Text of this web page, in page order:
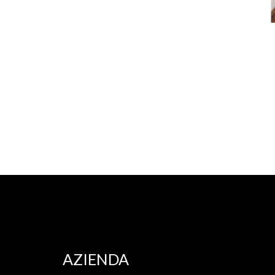
AZIENDA